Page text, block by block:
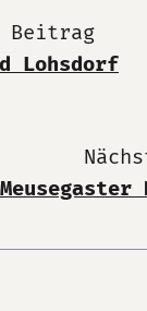
Beitrag
Lohsdorf